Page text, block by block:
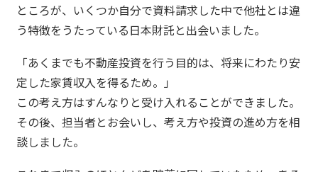
ところが、いくつか自分で資料請求した中で他社とは違
う特徴をうたっている日本財託と出会いました。
「あくまでも不動産投資を行う目的は、将来にわたり安
定した家賃収入を得るため。」
この考え方はすんなりと受け入れることができました。
その後、担当者とお会いし、考え方や投資の進め方を相
談しました。